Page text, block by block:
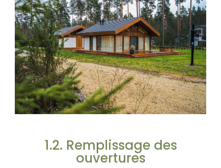
1.2. Remplissage des
ouvertures